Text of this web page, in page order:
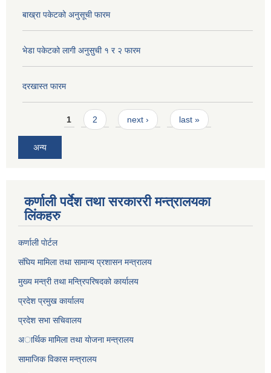
बाख्रा पकेटको अनुसूची फारम
भेडा पकेटको लागी अनुसुची १ र २ फारम
दरखास्त फारम
Pages1 2 next › last »
अन्य
कर्णाली पर्देश तथा सरकाररी मन्त्रालयका
लिंकहरु
कर्णाली पाेर्टल
संघिय मामिला तथा सामान्य प्रशासन मन्त्रालय
मुख्य मन्त्री तथा मन्त्रिपरिषदको कार्यालय
प्रदेश प्रमुख कार्यालय
प्रदेश सभा सचिवालय
अार्थिक मामिला तथा याेजना मन्त्रालय
सामाजिक विकास मन्त्रालय